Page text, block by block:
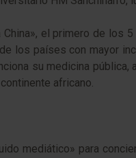
el primero de los
los países con mayor
su medicina
africano.
mediático» para